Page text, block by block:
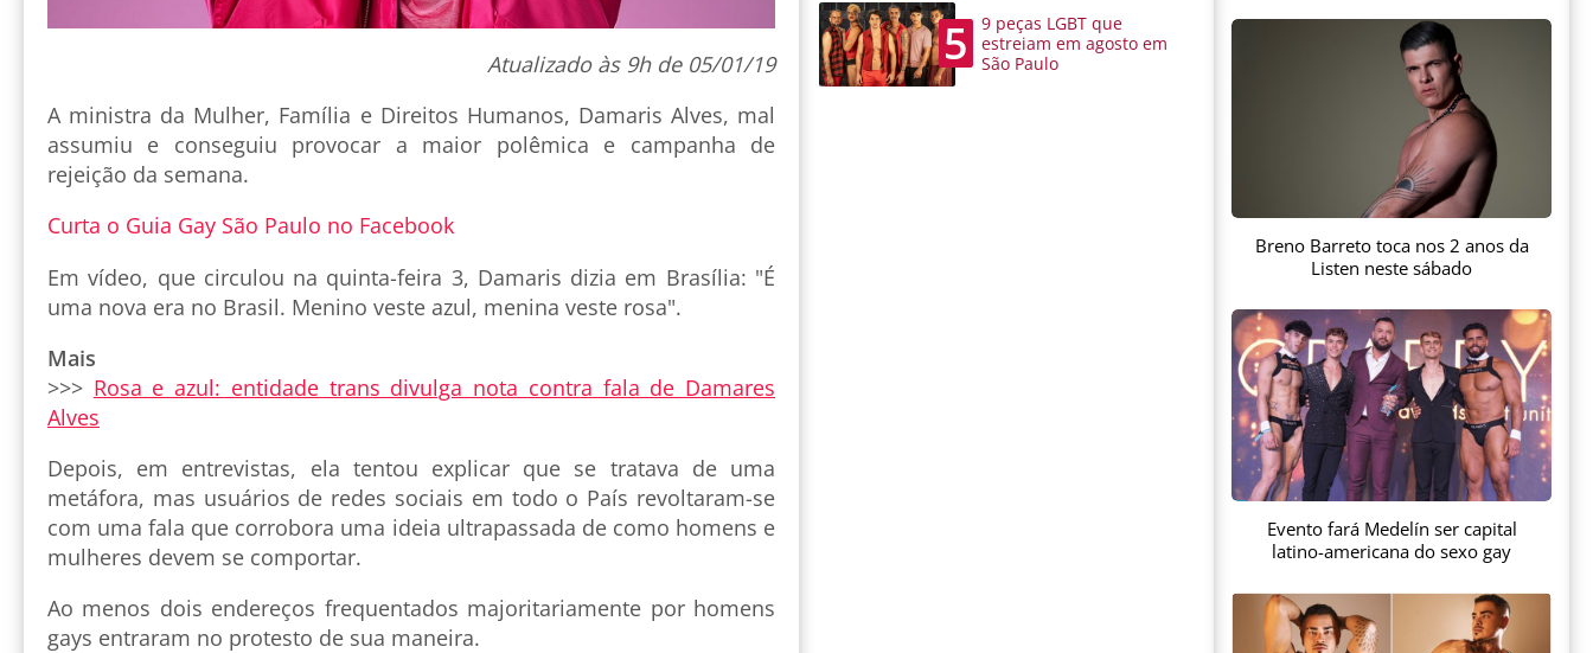
Atualizado às 9h de 05/01/19
A ministra da Mulher, Família e Direitos Humanos, Damaris Alves, mal
assumiu e conseguiu provocar a maior polêmica e campanha de
rejeição da semana.
Curta o Guia Gay São Paulo no Facebook
Em vídeo, que circulou na quinta-feira 3, Damaris dizia em Brasília: "É
uma nova era no Brasil. Menino veste azul, menina veste rosa".
Mais
>>> Rosa e azul: entidade trans divulga nota contra fala de Damares
Alves
Depois, em entrevistas, ela tentou explicar que se tratava de uma
metáfora, mas usuários de redes sociais em todo o País revoltaram-se
com uma fala que corrobora uma ideia ultrapassada de como homens e
mulheres devem se comportar.
Ao menos dois endereços frequentados majoritariamente por homens
gays entraram no protesto de sua maneira.
5
9 peças LGBT que
estreiam em agosto em
São Paulo
Breno Barreto toca nos 2 anos da
Listen neste sábado
Evento fará Medelín ser capital
latino-americana do sexo gay